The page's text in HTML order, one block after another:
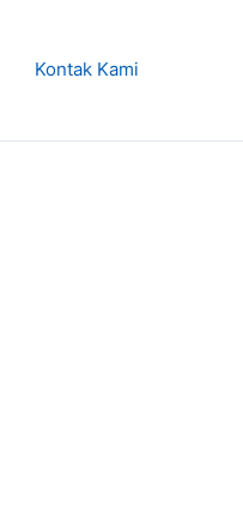
Kontak Kami